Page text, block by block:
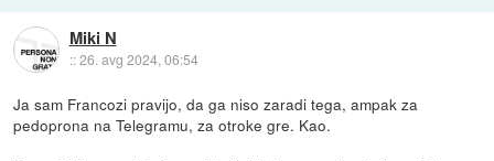
Miki N
::26. avg 2024, 06:54
Ja sam Francozi pravijo, da ga niso zaradi tega, ampak za
pedoprona na Telegramu, za otroke gre. Kao.